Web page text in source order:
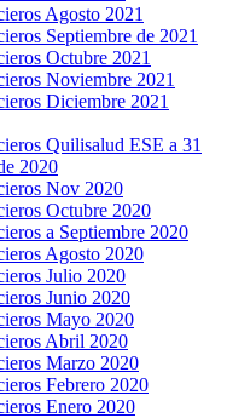
Agosto 2021
Septiembre de 2021
Octubre 2021
Noviembre 2021
Diciembre 2021
Quilisalud ESE a 31
2020
Nov 2020
Octubre 2020
a Septiembre 2020
Agosto 2020
Julio 2020
Junio 2020
Mayo 2020
Abril 2020
Marzo 2020
Febrero 2020
Enero 2020